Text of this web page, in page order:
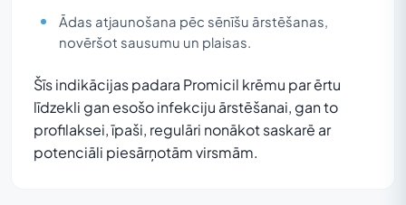
Ādas atjaunošana pēc sēnīšu ārstēšanas,
novēršot sausumu un plaisas.
Šīs indikācijas padara Promicil krēmu par ērtu
līdzekli gan esošo infekciju ārstēšanai, gan to
profilaksei, īpaši, regulāri nonākot saskarē ar
potenciāli piesārņotām virsmām.